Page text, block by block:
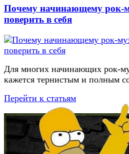
Почему начинающему рок-
поверить в себя
Для многих начинающих рок-
кажется тернистым и полным
Перейти к статьям